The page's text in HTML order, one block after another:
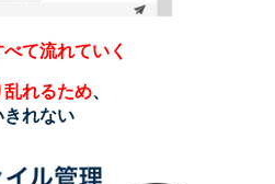
て流れていく
れるため、
れない